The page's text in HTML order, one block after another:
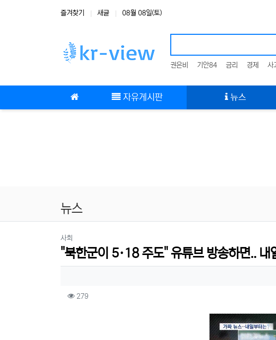
즐겨찾기 새글 08월 08일(토)
권은비 기안84 금리 경제 사
자유게시판 뉴스
뉴스
사회
"북한군이 5·18 주도" 유튜브 방송하면..
컨텐츠 정보
279조회